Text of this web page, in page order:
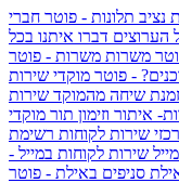
נציב תלונות - פוטר חברי
הערוצים דברו איתנו בכל
משרות משרות - פוטר
- פוטר מוקדי שירות
שיחה מהמוקד שירות
איתור וזימון תור מוקדי
שירות לקוחות רשימת
שירות לקוחות במייל -
סניפים באילת - פוטר